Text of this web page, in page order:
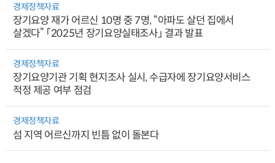
경제정책자료
장기요양 재가 어르신 10명 중 7명, “아파도 살던 집에서
살겠다” 「2025년 장기요양실태조사」 결과 발표
경제정책자료
장기요양기관 기획 현지조사 실시, 수급자에 장기요양서비스
적정 제공 여부 점검
경제정책자료
섬 지역 어르신까지 빈틈 없이 돌본다